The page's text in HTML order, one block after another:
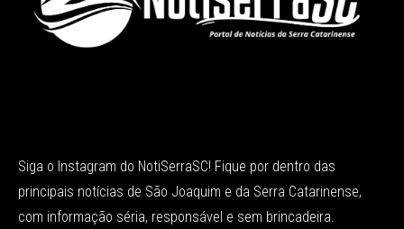
Siga o Instagram do NotiSerraSC! Fique por dentro das
principais notícias de São Joaquim e da Serra Catarinense,
com informação séria, responsável e sem brincadeira.